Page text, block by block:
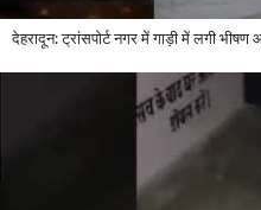
देहरादून: ट्रांसपोर्ट नगर में गाड़ी में लगी